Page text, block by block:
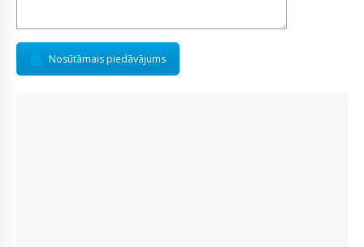
Nosūtāmais piedāvājums